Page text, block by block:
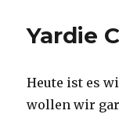
Yardie
Heute ist es
wollen wir